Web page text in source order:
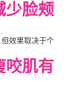
少脸颊
效果取决于个
咬肌有